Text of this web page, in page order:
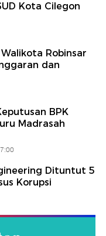
Kota Cilegon
Robinsar
dan
BPK
Madrasah
Dituntut 5
Korupsi